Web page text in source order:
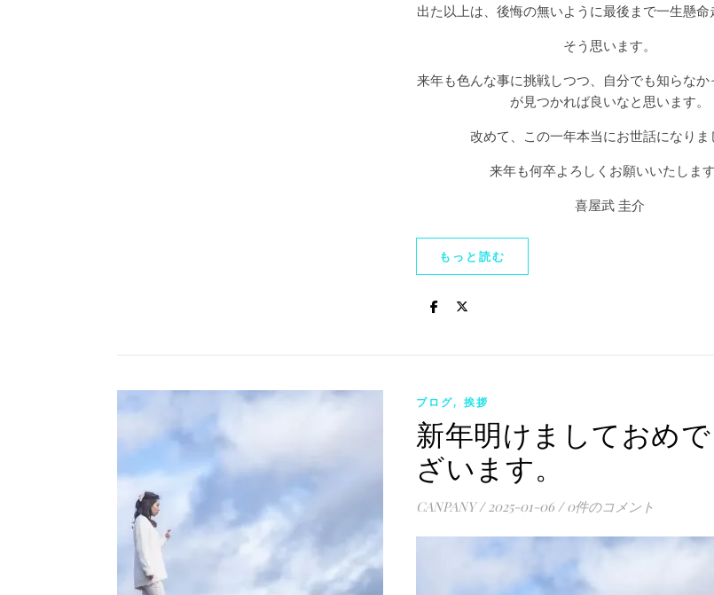
出た以上は、後悔の無いように最後まで一生懸命
そう思います。
来年も色んな事に挑戦しつつ、自分でも知らな
が見つかれば良いなと思います。
改めて、この一年本当にお世話になりま
来年も何卒よろしくお願いいたします
喜屋武 圭介
もっと読む
ブログ, 挨拶
新年明けましておめ
ざいます。
CANPANY / 2025-01-06 / 0件のコメント